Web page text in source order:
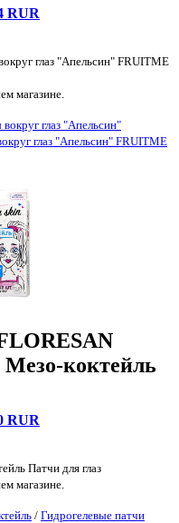
RUR
глаз "Апельсин" FRUITME
магазине.
глаз "Апельсин"
глаз "Апельсин" FRUITME
Мезо-коктейль
RUR
Патчи для глаз
магазине.
/ Гидрогелевые патчи